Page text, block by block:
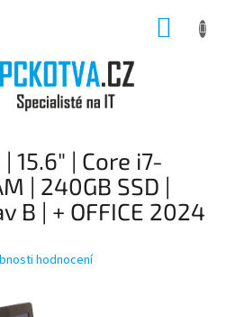
15.6" | Core i7-
| 240GB SSD |
B | + OFFICE 2024
hodnocení